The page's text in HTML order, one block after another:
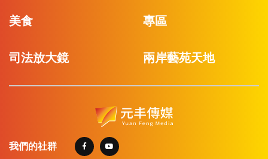
美食 專區
司法放大鏡 兩岸藝苑天地
我們的社群